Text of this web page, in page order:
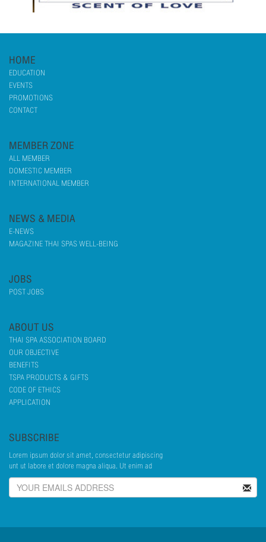
HOME
EDUCATION
EVENTS
PROMOTIONS
CONTACT
MEMBER ZONE
ALL MEMBER
DOMESTIC MEMBER
INTERNATIONAL MEMBER
NEWS & MEDIA
E-NEWS
MAGAZINE THAI SPAS WELL-BEING
JOBS
POST JOBS
ABOUT US
THAI SPA ASSOCIATION BOARD
OUR OBJECTIVE
BENEFITS
TSPA PRODUCTS & GIFTS
CODE OF ETHICS
APPLICATION
SUBSCRIBE
Lorem ipsum dolor sit amet, consectetur adipiscing
unt ut labore et dolore magna aliqua. Ut enim ad